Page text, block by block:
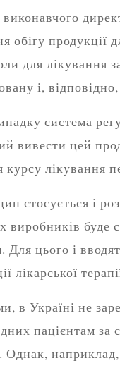
обігу продукції
для лікування
і,
система
вивести цей
курсу лікування
стосується і
виробників буде
Для цього і
лікарської
в Україні не
пацієнтам за
Однак,